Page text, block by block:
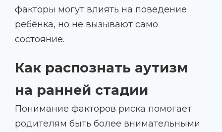
факторы могут влиять на поведение
ребёнка, но не вызывают само
состояние.
Как распознать аутизм
на ранней стадии
Понимание факторов риска помогает
родителям быть более внимательными